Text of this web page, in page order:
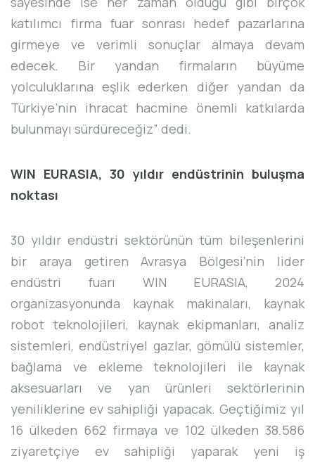
katılımcı firma fuar sonrası hedef pazarlarına
girmeye ve verimli sonuçlar almaya devam
edecek. Bir yandan firmaların büyüme
yolculuklarına eşlik ederken diğer yandan da
Türkiye’nin ihracat hacmine önemli katkılarda
bulunmayı sürdüreceğiz” dedi.
WIN EURASIA, 30 yıldır endüstrinin buluşma
noktası
30 yıldır endüstri sektörünün tüm bileşenlerini
bir araya getiren Avrasya Bölgesi’nin lider
endüstri fuarı WIN EURASIA, 2024
organizasyonunda kaynak makinaları, kaynak
robot teknolojileri, kaynak ekipmanları, analiz
sistemleri, endüstriyel gazlar, gömülü sistemler,
bağlama ve ekleme teknolojileri ile kaynak
aksesuarları ve yan ürünleri sektörlerinin
yeniliklerine ev sahipliği yapacak. Geçtiğimiz yıl
16 ülkeden 662 firmaya ve 102 ülkeden 38.586
ziyaretçiye ev sahipliği yaparak yeni iş